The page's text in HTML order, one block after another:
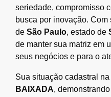
seriedade, compromisso
busca por inovação.
de São Paulo, estado de
de manter sua matriz em
seus negócios e para o
Sua situação cadastral
BAIXADA,